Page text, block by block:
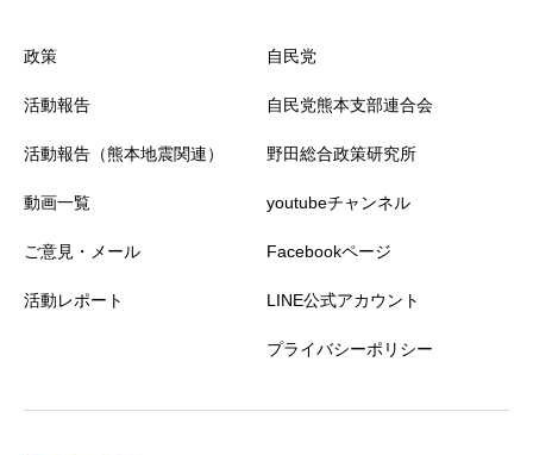
政策
活動報告
活動報告（熊本地震関連）
動画一覧
ご意見・メール
活動レポート
自民党
自民党熊本支部連合会
野田総合政策研究所
youtubeチャンネル
Facebookページ
LINE公式アカウント
プライバシーポリシー